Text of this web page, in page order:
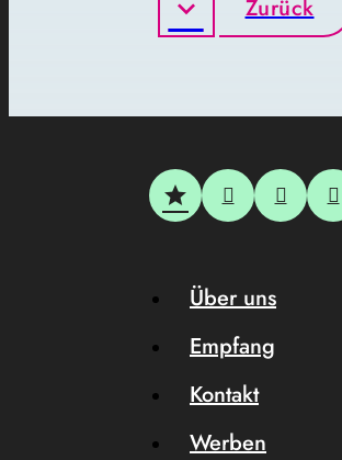
Zurück
Über uns
Empfang
Kontakt
Werben